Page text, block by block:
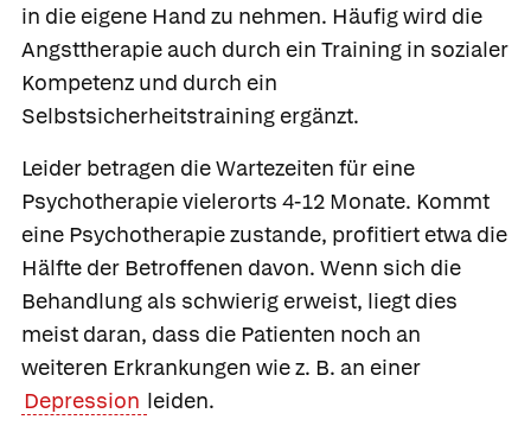
in die eigene Hand zu nehmen. Häufig wird die
Angsttherapie auch durch ein Training in sozialer
Kompetenz und durch ein
Selbstsicherheitstraining ergänzt.
Leider betragen die Wartezeiten für eine
Psychotherapie vielerorts 4-12 Monate. Kommt
eine Psychotherapie zustande, profitiert etwa die
Hälfte der Betroffenen davon. Wenn sich die
Behandlung als schwierig erweist, liegt dies
meist daran, dass die Patienten noch an
weiteren Erkrankungen wie z. B. an einer
Depression leiden.